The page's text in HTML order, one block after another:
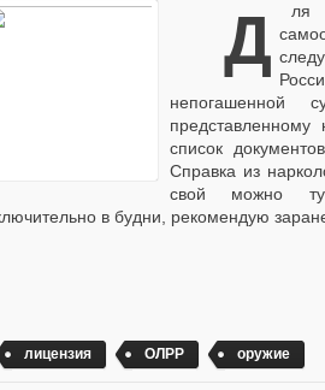
Для того, чтобы получить лицензию на оружие
непогашенной
список
Справка из
свой можно
в будни, рекомендую
лицензия ОЛРР оружие